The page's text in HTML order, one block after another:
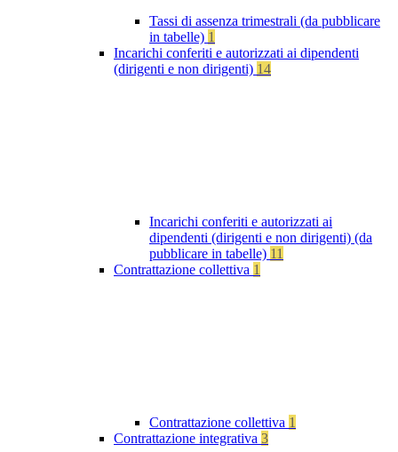
Tassi di assenza trimestrali (da pubblicare
in tabelle) 1
Incarichi conferiti e autorizzati ai dipendenti
(dirigenti e non dirigenti) 14
Incarichi conferiti e autorizzati ai
dipendenti (dirigenti e non dirigenti) (da
pubblicare in tabelle) 11
Contrattazione collettiva 1
Contrattazione collettiva 1
Contrattazione integrativa 3